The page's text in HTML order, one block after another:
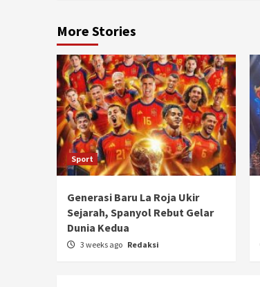
More Stories
Sport
Generasi Baru La Roja Ukir
Sejarah, Spanyol Rebut Gelar
Dunia Kedua
3 weeks ago Redaksi